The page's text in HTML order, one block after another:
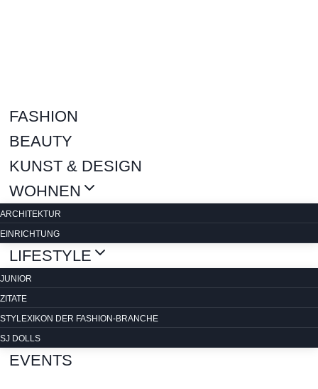
FASHION
BEAUTY
KUNST & DESIGN
WOHNEN
ARCHITEKTUR
EINRICHTUNG
LIFESTYLE
JUNIOR
ZITATE
STYLEXIKON DER FASHION-BRANCHE
SJ DOLLS
EVENTS